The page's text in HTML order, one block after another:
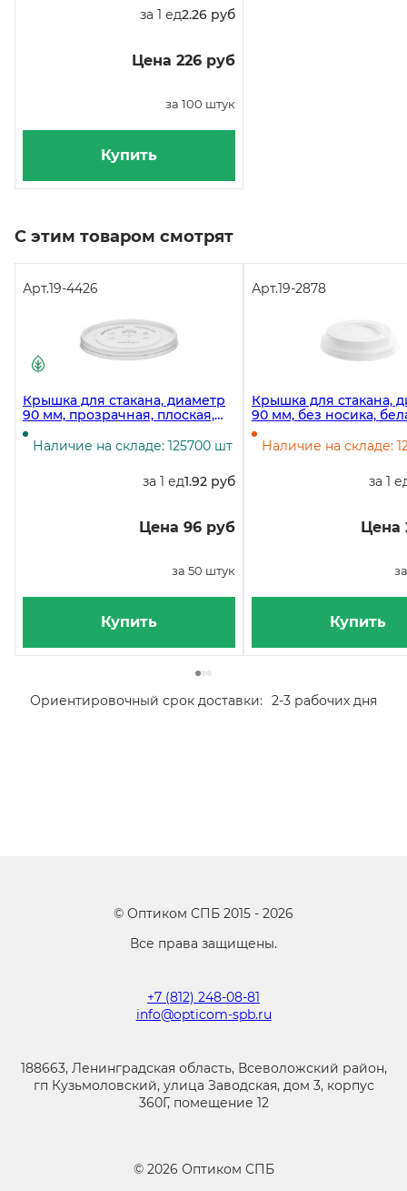
за 1 ед2.26 руб
Цена 226 руб
за 100 штук
Купить
С этим товаром смотрят
Арт.19-4426
Крышка для стакана, диаметр
90 мм, прозрачная, плоская,
полипропилен, 50 штук
Наличие на складе: 125700 шт
за 1 ед1.92 руб
Цена 96 руб
за 50 штук
Купить
Арт.19-2878
Крышка для стакана,
90 мм, без носика,
штук
Наличие на складе:
за 1
Цена
Купить
Ориентировочный срок доставки: 2-3 рабочих дня
© Оптиком СПБ 2015 - 2026
Все права защищены.
+7 (812) 248-08-81
info@opticom-spb.ru
188663, Ленинградская область, Всеволожский район,
гп Кузьмоловский, улица Заводская, дом 3, корпус
360Г, помещение 12
© 2026 Оптиком СПБ